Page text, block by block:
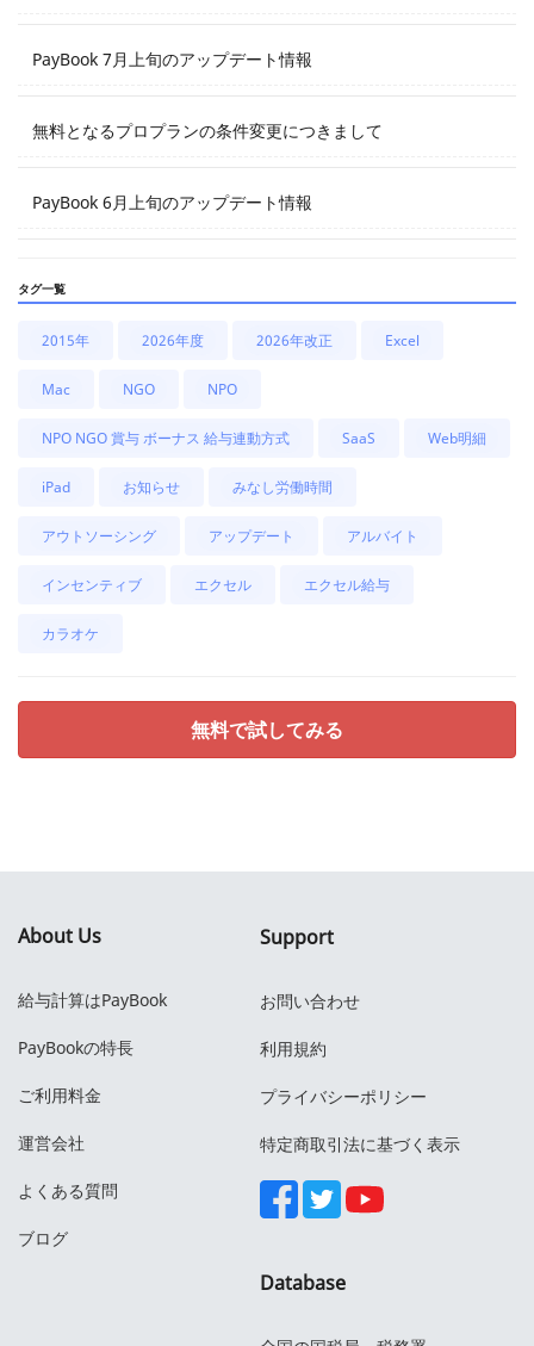
PayBook 7月上旬のアップデート情報
無料となるプロプランの条件変更につきまして
PayBook 6月上旬のアップデート情報
タグ一覧
2015年 2026年度 2026年改正 Excel
Mac NGO NPO
NPO NGO 賞与 ボーナス 給与連動方式 SaaS Web明細
iPad お知らせ みなし労働時間
アウトソーシング アップデート アルバイト
インセンティブ エクセル エクセル給与
カラオケ
無料で試してみる
About Us
給与計算はPayBook
PayBookの特長
ご利用料金
運営会社
よくある質問
ブログ
Support
お問い合わせ
利用規約
プライバシーポリシー
特定商取引法に基づく表示
Database